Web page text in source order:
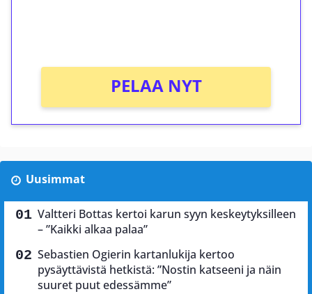
PELAA NYT
Uusimmat
Valtteri Bottas kertoi karun syyn keskeytyksilleen
– ”Kaikki alkaa palaa”
Sebastien Ogierin kartanlukija kertoo
pysäyttävistä hetkistä: ”Nostin katseeni ja näin
suuret puut edessämme”